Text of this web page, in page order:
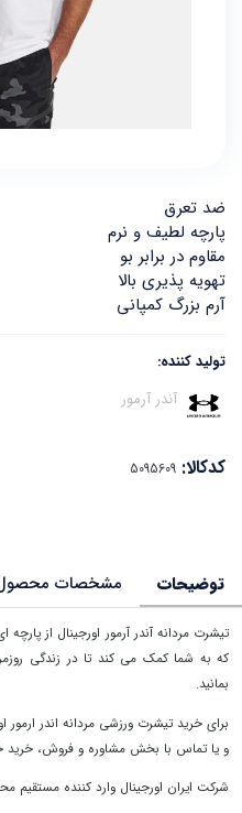
ضد تعرق
پارچه لطیف و نرم
مقاوم در برابر بو
تهویه پذیری بالا
آرم بزرگ کمپانی
تولید کننده:
آندر آرمور
کدکالا:
توضیحات مشخصات
تیشرت مردانه آندر آرمور اورجینال از
که به شما کمک می کند تا در زندگی
بمانید.
برای خرید تیشرت ورزشی مردانه اندر ارمور
و یا تماس با بخش مشاوره و فروش، خرید
شرکت ایران اورجینال وارد کننده مستقیم